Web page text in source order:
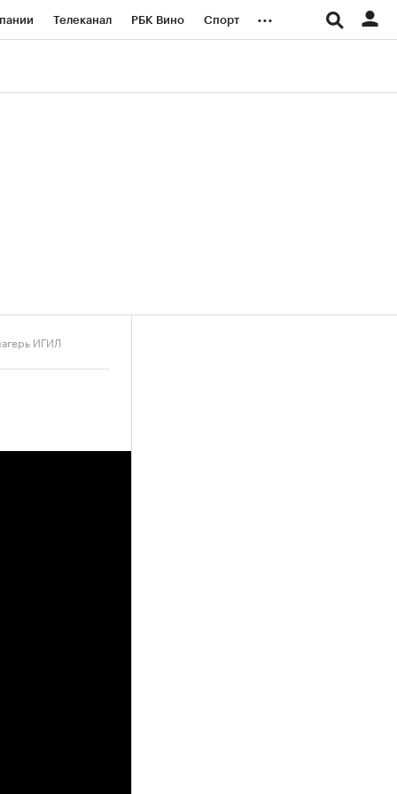
Телеканал РБК Вино Спорт ...
ИГИЛ